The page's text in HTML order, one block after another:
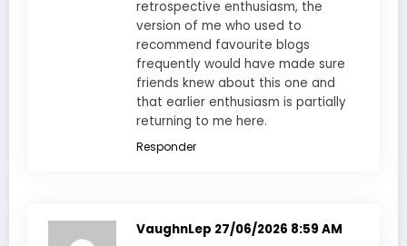
retrospective enthusiasm, the
version of me who used to
recommend favourite blogs
frequently would have made sure
friends knew about this one and
that earlier enthusiasm is partially
returning to me here.
Responder
VaughnLep 27/06/2026 8:59 AM